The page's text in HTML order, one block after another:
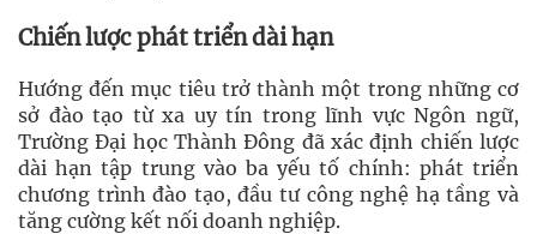
Chiến lược phát triển dài hạn
Hướng đến mục tiêu trở thành một trong những cơ
sở đào tạo từ xa uy tín trong lĩnh vực Ngôn ngữ,
Trường Đại học Thành Đông đã xác định chiến lược
dài hạn tập trung vào ba yếu tố chính: phát triển
chương trình đào tạo, đầu tư công nghệ hạ tầng và
tăng cường kết nối doanh nghiệp.